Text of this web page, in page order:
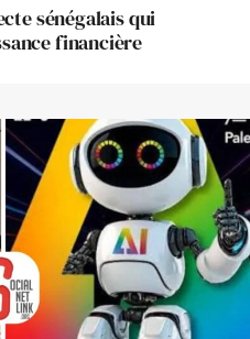
sénégalais qui
financière